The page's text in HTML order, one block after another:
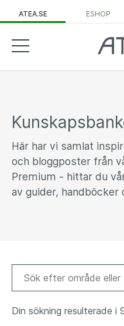
ATEA.SE ESHOP
Här har vi samlat
och bloggposter från
Premium - hittar du
av guider, handböcker
Din sökning resulterade i